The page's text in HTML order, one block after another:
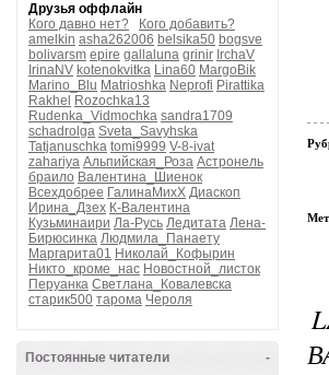
Друзья оффлайн
Кого давно нет?
Кого добавить?
amelkin asha262006 belsika50 bogsve
bolivarsm epire gallaluna grinir IrchaV
IrinaNV kotenokvitka Lina60 MargoBik
Marino_Blu Matrioshka Neprofi Pirattika
Rakhel
Rozochka13
Rudenka_Vidmochka sandra1709
schadrolga Sveta_Savyhska
Tatjanuschka tomi9999 V-8-ivat
zahariya Альпийская_Роза Астронель
браило Валентина_Шиенок
Всехдобрее ГалинаМихХ Диаскоп
Ирина_Дзех К-Валентина
Кузьминаири Ла-Русь Ледитата Лена-
Бирюсинка Людмила_Панаету
Маргарита01 Николай_Кофырин
Никто_кроме_нас Новостной_листок
Перуанка Светлана_Ковалевска
старик500 тарома Чероля
-
Постоянные читатели